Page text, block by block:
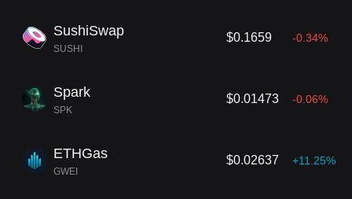
SushiSwap
SUSHI
$0.1659 -0.34%
Spark
SPK
$0.01473 -0.06%
ETHGas
GWEI
$0.02637 +11.25%